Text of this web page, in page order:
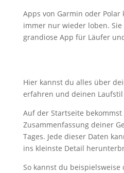
Apps von Garmin oder
immer nur wieder loben.
grandiose App für Läufer
Hier kannst du alles über
erfahren und deinen
Auf der Startseite
Zusammenfassung deiner
Tages. Jede dieser Daten
ins kleinste Detail
So kannst du